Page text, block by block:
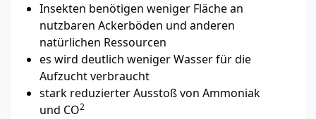
Insekten benötigen weniger Fläche an
nutzbaren Ackerböden und anderen
natürlichen Ressourcen
es wird deutlich weniger Wasser für die
Aufzucht verbraucht
stark reduzierter Ausstoß von Ammoniak
und CO2